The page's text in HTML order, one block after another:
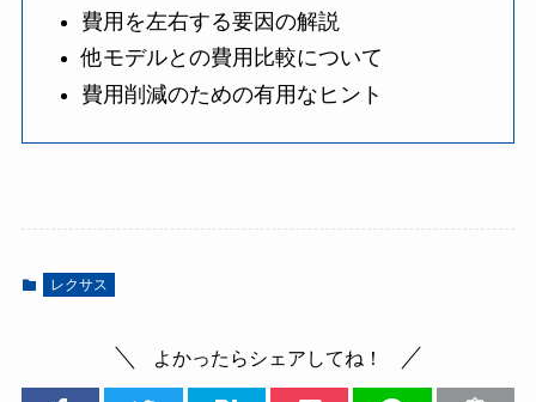
費用を左右する要因の解説
他モデルとの費用比較について
費用削減のための有用なヒント
レクサス
よかったらシェアしてね！